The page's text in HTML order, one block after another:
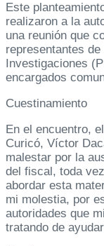
Este
realizaron a la
una reunión que
representantes
Investigaciones
encargados
Cuestinamiento
En el encuentro,
Curicó, Víctor
malestar por la
del fiscal, toda
abordar esta
mi molestia, por
autoridades que
tratando de